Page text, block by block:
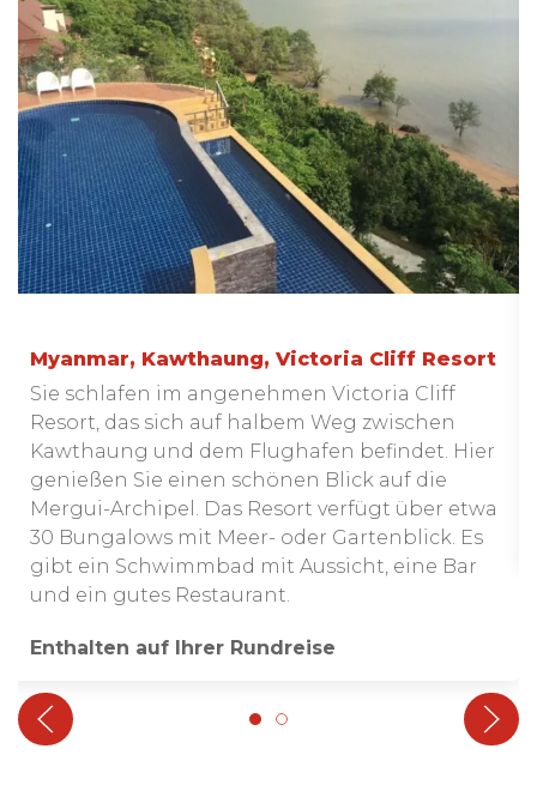
Myanmar, Kawthaung, Victoria Cliff Resort
Sie schlafen im angenehmen Victoria Cliff
Resort, das sich auf halbem Weg zwischen
Kawthaung und dem Flughafen befindet. Hier
genießen Sie einen schönen Blick auf die
Mergui-Archipel. Das Resort verfügt über etwa
30 Bungalows mit Meer- oder Gartenblick. Es
gibt ein Schwimmbad mit Aussicht, eine Bar
und ein gutes Restaurant.
Enthalten auf Ihrer Rundreise